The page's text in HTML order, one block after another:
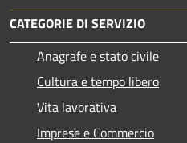
CATEGORIE DI SERVIZIO
Anagrafe e stato civile
Cultura e tempo libero
Vita lavorativa
Imprese e Commercio